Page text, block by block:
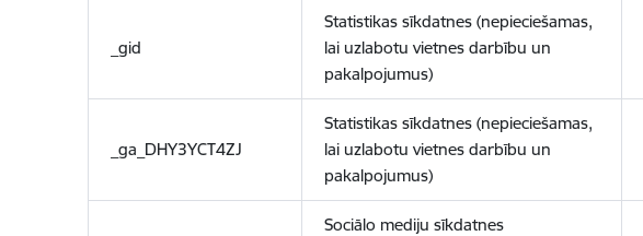
_gid
Statistikas sīkdatnes (nepieciešamas,
lai uzlabotu vietnes darbību un
pakalpojumus)
_ga_DHY3YCT4ZJ
Statistikas sīkdatnes (nepieciešamas,
lai uzlabotu vietnes darbību un
pakalpojumus)
Sociālo mediju sīkdatnes